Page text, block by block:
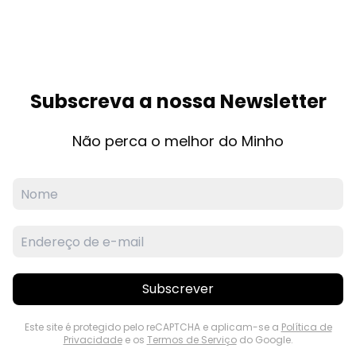
Subscreva a nossa Newsletter
Não perca o melhor do Minho
Subscrever
Este site é protegido pelo reCAPTCHA e aplicam-se a Política de
Privacidadee os Termos de Serviçodo Google.